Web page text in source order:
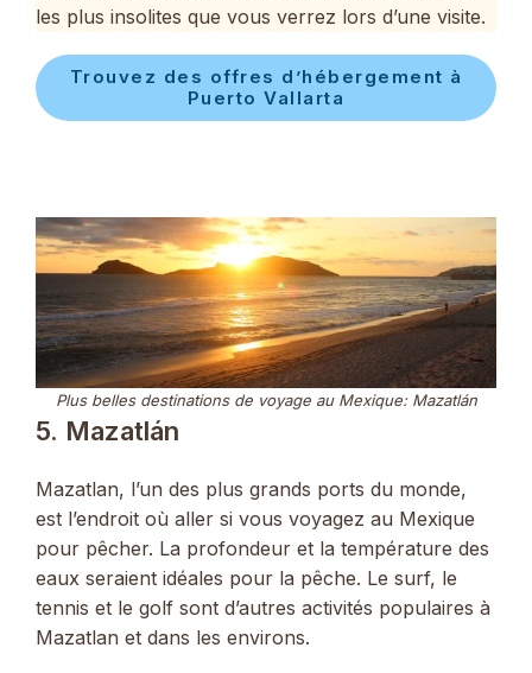
les plus insolites que vous verrez lors d’une visite.
Trouvez des offres d’hébergement à
Puerto Vallarta
Plus belles destinations de voyage au Mexique: Mazatlán
5. Mazatlán
Mazatlan, l’un des plus grands ports du monde,
est l’endroit où aller si vous voyagez au Mexique
pour pêcher. La profondeur et la température des
eaux seraient idéales pour la pêche. Le surf, le
tennis et le golf sont d’autres activités populaires à
Mazatlan et dans les environs.